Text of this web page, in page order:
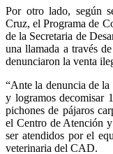
Por otro lado, según
Cruz, el Programa de
de la Secretaria de
una llamada a través
denunciaron la venta
“Ante la denuncia de la
y logramos decomisar
pichones de pájaros
el Centro de Atención
ser atendidos por el
veterinaria del CAD.